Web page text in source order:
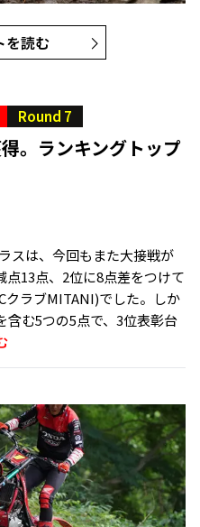
を読む
Round 7
。ランキングトップ
スは、今回もまた大接戦が
13点、2位に8点差をつけて
クラブMITANI)でした。しか
含む5つの5点で、3位表彰台